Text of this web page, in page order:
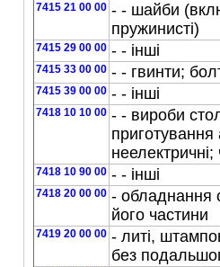
7415 21 00 00 - - шайби
пружинистi)
7415 29 00 00 - - iншi
7415 33 00 00 - - гвинти;
7415 39 00 00 - - iншi
7418 10 10 00 - - вироби
7418 10 90 00 - - iншi
7418 20 00 00 - обладнання
його частини
7419 20 00 00 - литi,
без